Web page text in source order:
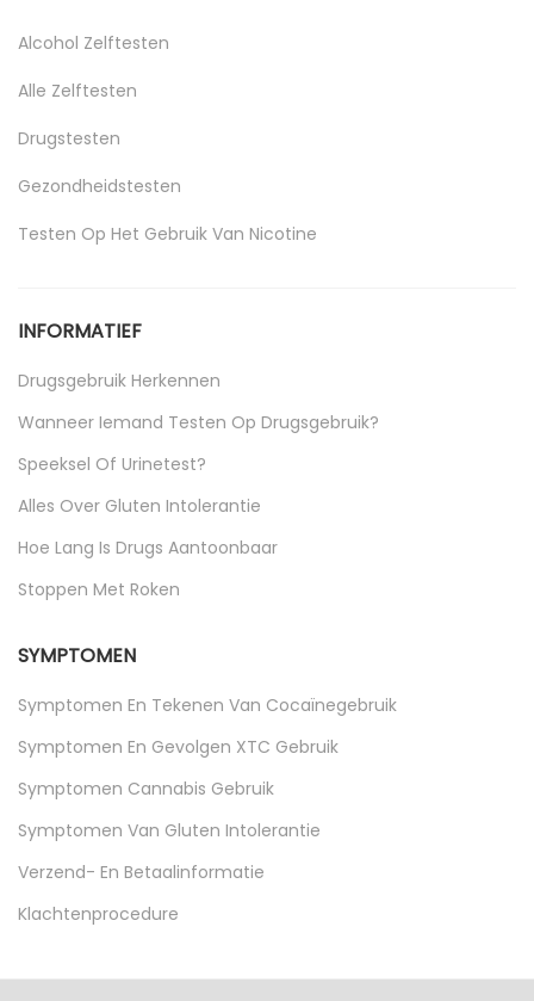
Alcohol Zelftesten
Alle Zelftesten
Drugstesten
Gezondheidstesten
Testen Op Het Gebruik Van Nicotine
INFORMATIEF
Drugsgebruik Herkennen
Wanneer Iemand Testen Op Drugsgebruik?
Speeksel Of Urinetest?
Alles Over Gluten Intolerantie
Hoe Lang Is Drugs Aantoonbaar
Stoppen Met Roken
SYMPTOMEN
Symptomen En Tekenen Van Cocaïnegebruik
Symptomen En Gevolgen XTC Gebruik
Symptomen Cannabis Gebruik
Symptomen Van Gluten Intolerantie
Verzend- En Betaalinformatie
Klachtenprocedure